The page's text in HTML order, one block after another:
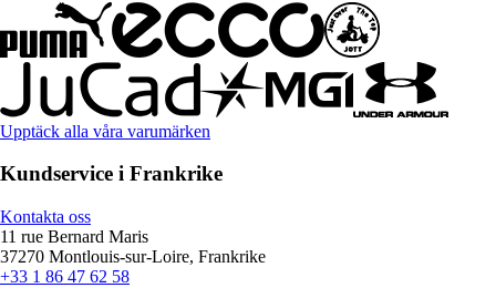
Upptäck alla våra varumärken
Kundservice i Frankrike
Kontakta oss
11 rue Bernard Maris
37270 Montlouis-sur-Loire, Frankrike
+33 1 86 47 62 58